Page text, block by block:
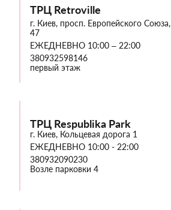
ТРЦ Retroville
г. Киев, просп. Европейского Союза,
47
ЕЖЕДНЕВНО 10:00 – 22:00
380932598146
первый этаж
ТРЦ Respublika Park
г. Киев, Кольцевая дорога 1
ЕЖЕДНЕВНО 10:00 - 22:00
380932090230
Возле парковки 4